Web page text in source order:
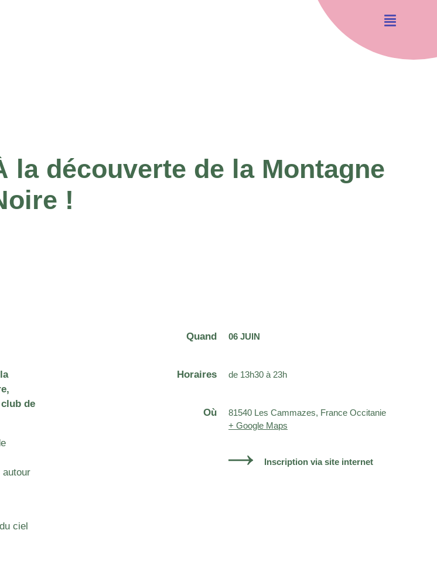
la découverte de la Montagne
!
de
autour
ciel
Quand 06 JUIN
Horaires de 13h30 à 23h
Où
81540 Les Cammazes, France Occitanie
+ Google Maps
Inscription via site internet